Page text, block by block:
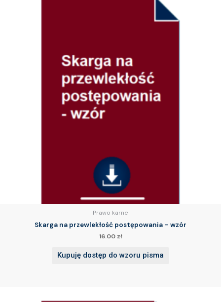
Prawo karne
Skarga na przewlekłość postępowania – wzór
16.00 zł
Kupuję dostęp do wzoru pisma